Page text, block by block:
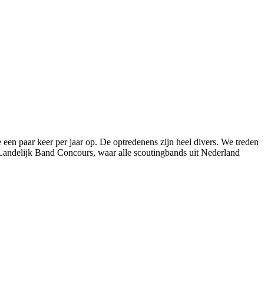
paar keer per jaar op. De optredenens zijn heel divers. We treden
Band Concours, waar alle scoutingbands uit Nederland